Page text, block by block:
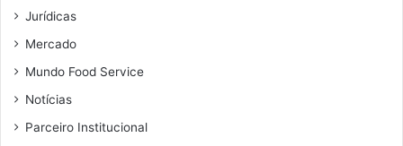
Jurídicas
Mercado
Mundo Food Service
Notícias
Parceiro Institucional